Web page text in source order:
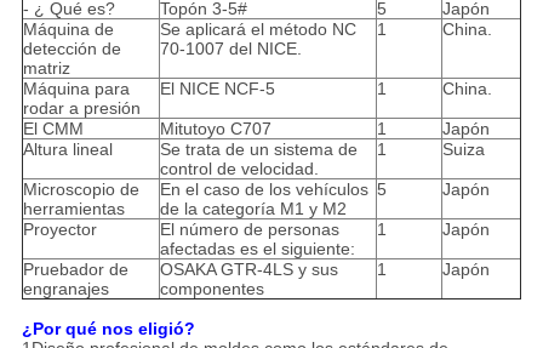
- ¿ Qué es?
Topón 3-5# 5
Japón
Máquina de
detección de
matriz
Se aplicará el método NC
70-1007 del NICE.
1 China.
Máquina para
rodar a presión
El NICE NCF-5 1 China.
El CMM Mitutoyo C707 1
Japón
Altura lineal
Se trata de un sistema de
control de velocidad.
1 Suiza
Microscopio de
herramientas
En el caso de los vehículos
de la categoría M1 y M2
5 Japón
Proyector
El número de personas
afectadas es el siguiente:
1 Japón
Pruebador de
engranajes
OSAKA GTR-4LS y sus
componentes
1 Japón
¿Por qué nos eligió?